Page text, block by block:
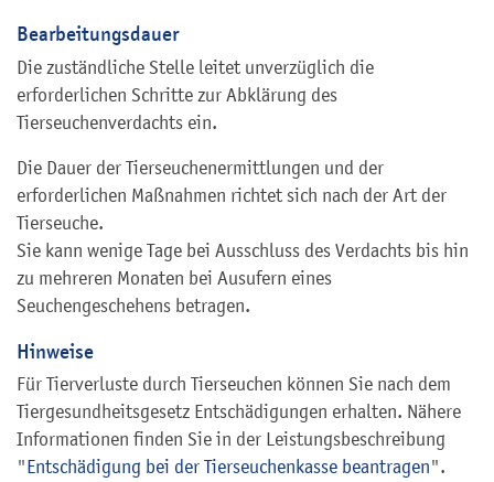
Bearbeitungsdauer
Die zuständliche Stelle leitet unverzüglich die
erforderlichen Schritte zur Abklärung des
Tierseuchenverdachts ein.
Die Dauer der Tierseuchenermittlungen und der
erforderlichen Maßnahmen richtet sich nach der Art der
Tierseuche.
Sie kann wenige Tage bei Ausschluss des Verdachts bis hin
zu mehreren Monaten bei Ausufern eines
Seuchengeschehens betragen.
Hinweise
Für Tierverluste durch Tierseuchen können Sie nach dem
Tiergesundheitsgesetz Entschädigungen erhalten. Nähere
Informationen finden Sie in der Leistungsbeschreibung
"Entschädigung bei der Tierseuchenkasse beantragen".